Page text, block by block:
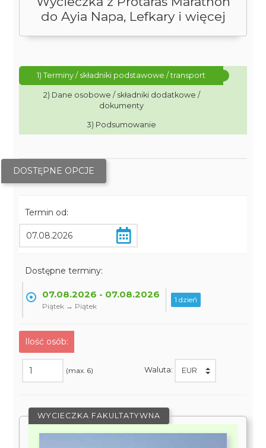
do Ayia Napa, Lefkary i więcej
1) Terminy / składniki podstawowe / transport
2) Dane osobowe / składniki dodatkowe /
dokumenty
3) Podsumowanie
DOSTĘPNE OPCJE
Termin od:
Dostępne terminy:
07.08.2026 - 07.08.2026
Piątek → Piątek
1 dzień
Ilość osób:
(max. 6) Waluta:
WYCIECZKA FAKULTATYWNA